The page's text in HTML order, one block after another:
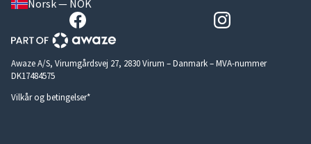
Norsk — NOK
Awaze A/S, Virumgårdsvej 27, 2830 Virum – Danmark – MVA-nummer
DK17484575
Vilkår og betingelser*